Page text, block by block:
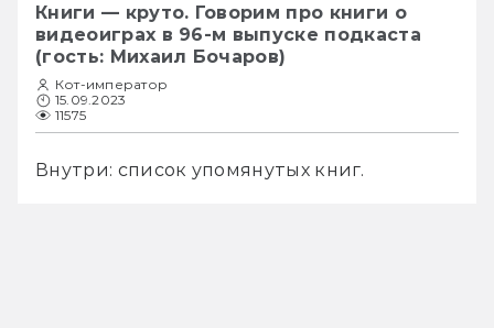
Книги — круто. Говорим про книги о
видеоиграх в 96-м выпуске подкаста
(гость: Михаил Бочаров)
Кот-император
15.09.2023
11575
Внутри: список упомянутых книг.